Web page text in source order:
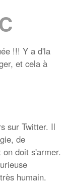
!!! Y a d'la
et cela à
sur Twitter. Il
de
doit s'armer.
humain.